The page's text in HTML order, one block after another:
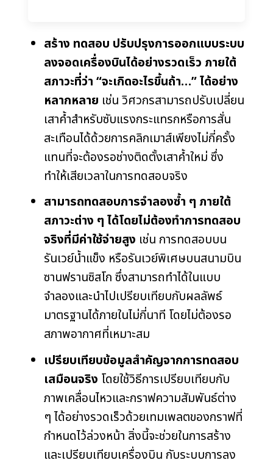
สร้าง ทดสอบ ปรับปรุงการออกแบบระบบ
ลงจอดเครื่องบินได้อย่างรวดเร็ว ภายใต้
สภาวะที่ว่า “จะเกิดอะไรขึ้นถ้า…” ได้อย่าง
หลากหลาย เช่น วิศวกรสามารถปรับเปลี่ยน
เสาค้ำสำหรับซับแรงกระแทรกหรือการสั่น
สะเทือนได้ด้วยการคลิกเมาส์เพียงไม่กี่ครั้ง
แทนที่จะต้องรอช่างติดตั้งเสาค้ำใหม่ ซึ่ง
ทำให้เสียเวลาในการทดสอบจริง
สามารถทดสอบการจำลองซ้ำ ๆ ภายใต้
สภาวะต่าง ๆ ได้โดยไม่ต้องทำการทดสอบ
จริงที่มีค่าใช้จ่ายสูง เช่น การทดสอบบน
รันเวย์น้ำแข็ง หรือรันเวย์พิเศษบนสนามบิน
ซานฟรานซิสโก ซึ่งสามารถทำได้ในแบบ
จำลองและนำไปเปรียบเทียบกับผลลัพธ์
มาตรฐานได้ภายในไม่กี่นาที โดยไม่ต้องรอ
สภาพอากาศที่เหมาะสม
เปรียบเทียบข้อมูลสำคัญจากการทดสอบ
เสมือนจริง โดยใช้วิธีการเปรียบเทียบกับ
ภาพเคลื่อนไหวและกราฟความสัมพันธ์ต่าง
ๆ ได้อย่างรวดเร็วด้วยเทมเพลตของกราฟที่
กำหนดไว้ล่วงหน้า สิ่งนี้จะช่วยในการสร้าง
และเปรียบเทียบเครื่องบิน กับระบบการลง